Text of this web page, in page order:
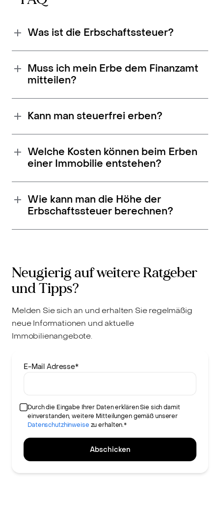
Was ist die Erbschaftssteuer?
Muss ich mein Erbe dem Finanzamt
mitteilen?
Kann man steuerfrei erben?
Welche Kosten können beim Erben
einer Immobilie entstehen?
Wie kann man die Höhe der
Erbschaftssteuer berechnen?
Neugierig auf weitere Ratgeber
und Tipps?
Melden Sie sich an und erhalten Sie regelmäßig
neue Informationen und aktuelle
Immobilienangebote.
E-Mail Adresse*
Durch die Eingabe Ihrer Daten erklären Sie sich damit
einverstanden, weitere Mitteilungen gemäß unserer
Datenschutzhinweise zu erhalten.*
Abschicken